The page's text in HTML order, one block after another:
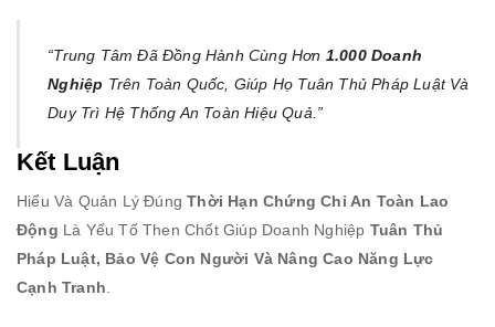
“Trung Tâm Đã Đồng Hành Cùng Hơn 1.000 Doanh
Nghiệp Trên Toàn Quốc, Giúp Họ Tuân Thủ Pháp Luật Và
Duy Trì Hệ Thống An Toàn Hiệu Quả.”
Kết Luận
Hiểu Và Quản Lý ĐúngThời Hạn Chứng Chỉ An Toàn Lao
Động Là Yếu Tố Then Chốt Giúp Doanh Nghiệp Tuân Thủ
Pháp Luật, Bảo Vệ Con Người Và Nâng Cao Năng Lực
Cạnh Tranh